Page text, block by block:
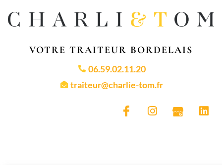
VOTRE TRAITEUR BORDELAIS
06.59.02.11.20
traiteur@charlie-tom.fr